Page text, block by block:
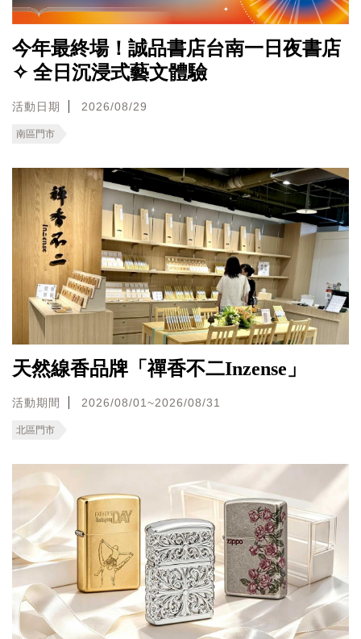
今年最終場！誠品書店台南一日夜書店
✧ 全日沉浸式藝文體驗
活動日期 2026/08/29
南區門市
天然線香品牌「禪香不二Inzense」
活動期間 2026/08/01~2026/08/31
北區門市